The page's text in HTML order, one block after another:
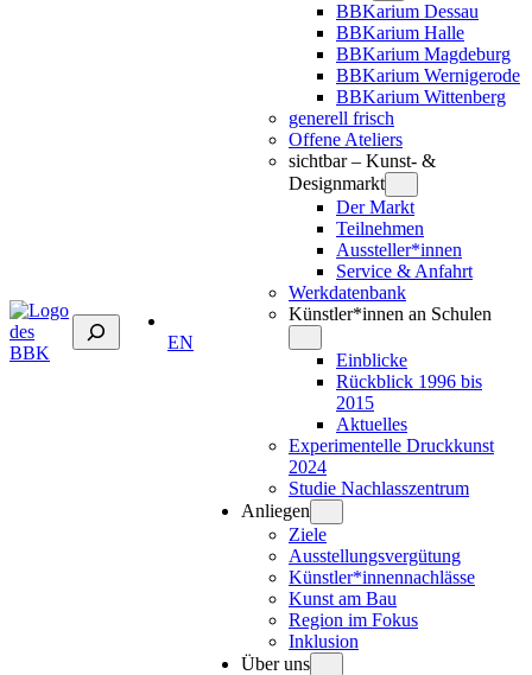
Suchen
EN
BBKarium Dessau
BBKarium Halle
BBKarium Magdeburg
BBKarium Wernigerode
BBKarium Wittenberg
generell frisch
Offene Ateliers
sichtbar – Kunst- &
Designmarkt
Der Markt
Teilnehmen
Aussteller*innen
Service & Anfahrt
Werkdatenbank
Künstler*innen an Schulen
Einblicke
Rückblick 1996 bis
2015
Aktuelles
Experimentelle Druckkunst
2024
Studie Nachlasszentrum
Anliegen
Ziele
Ausstellungsvergütung
Künstler*innennachlässe
Kunst am Bau
Region im Fokus
Inklusion
Über uns